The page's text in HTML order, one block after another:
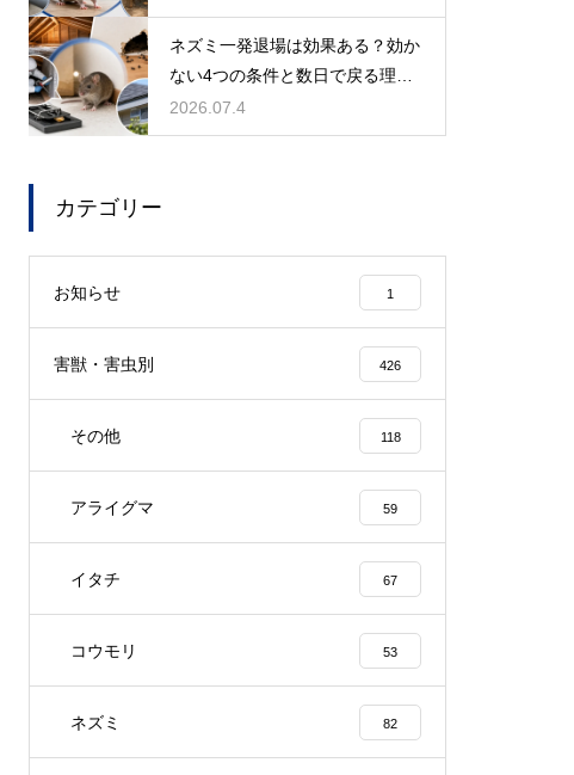
ネズミ一発退場は効果ある？効か
ない4つの条件と数日で戻る理
由・根本解決法
2026.07.4
カテゴリー
お知らせ 1
害獣・害虫別 426
その他 118
アライグマ 59
イタチ 67
コウモリ 53
ネズミ 82